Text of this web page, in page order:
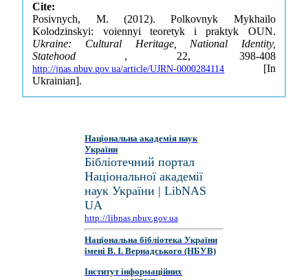
Cite:
Posivnych, M. (2012). Polkovnyk Mykhailo
Kolodzinskyi: voiennyi teoretyk i praktyk OUN.
Ukraine: Cultural Heritage, National Identity,
Statehood , 22, 398-408
http://jnas.nbuv.gov.ua/article/UJRN-0000284114 [In
Ukrainian].
Національна академія наук
України
Бібліотечний портал
Національної академії
наук України | LibNAS
UA
http://libnas.nbuv.gov.ua
Національна бібліотека України
імені В. І. Вернадського (НБУВ)
Інститут інформаційних